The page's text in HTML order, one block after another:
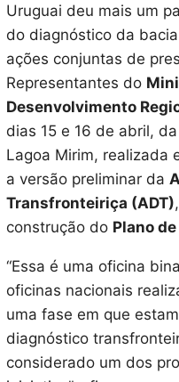
Uruguai deu mais um
do diagnóstico da
ações conjuntas de
Representantes do
Desenvolvimento
dias 15 e 16 de abril,
Lagoa Mirim, realizada
a versão preliminar da
Transfronteiriça (ADT)
construção do Plano
“Essa é uma oficina
oficinas nacionais
uma fase em que
diagnóstico
considerado um dos